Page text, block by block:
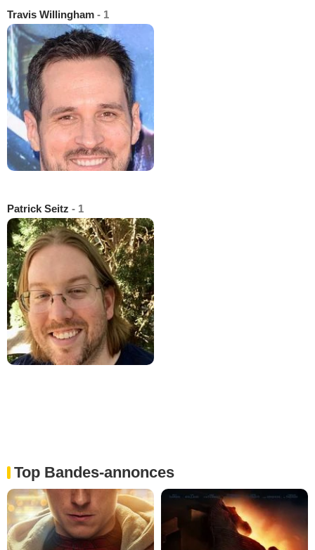
Travis Willingham - 1
Patrick Seitz - 1
Top Bandes-annonces